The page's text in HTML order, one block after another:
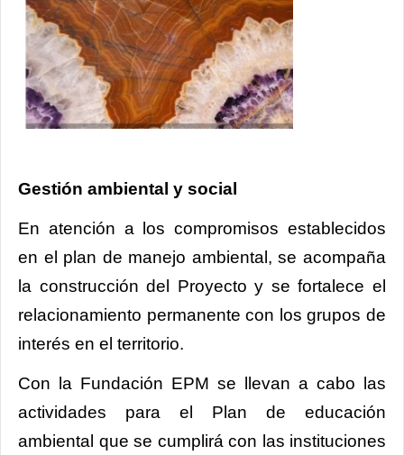
Gestión ambiental y social
En atención a los compromisos establecidos
en el plan de manejo ambiental, se acompaña
la construcción del Proyecto y se fortalece el
relacionamiento permanente con los grupos de
interés en el territorio.
Con la Fundación EPM se llevan a cabo las
actividades para el Plan de educación
ambiental que se cumplirá con las instituciones